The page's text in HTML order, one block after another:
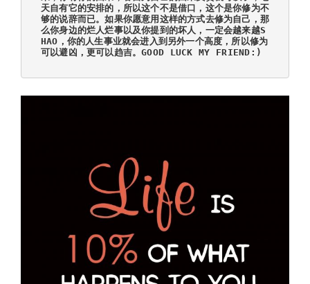
天自有它的安排的，所以这个不是借口，这个是你修为不
够的说辞而已。如果你愿意用这样的方式去修为自己，那
么你身边的烂人烂事以及你提到的坏人，一定会越来越S
HAO，你的人生事业就会进入到另外一个高度，所以修为
可以避凶，更可以趋吉。GOOD LUCK MY FRIEND:)